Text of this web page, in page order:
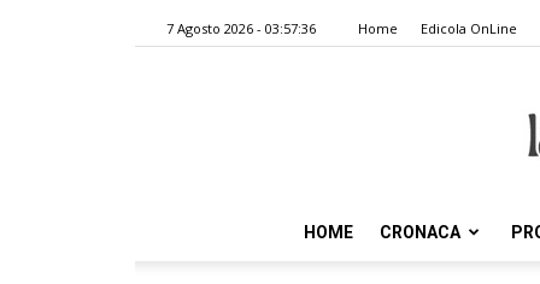
7 Agosto 2026 - 03:57:36 Home Edicola OnLine
HOME CRONACA